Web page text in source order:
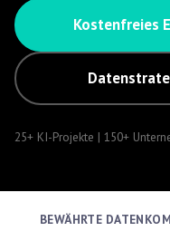
Kostenfreies
25+ KI-Projekte | 150+
BEWÄHRTE